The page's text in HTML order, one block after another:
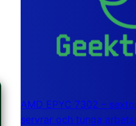
AMD EPYC 7302 –
servrar och tunga